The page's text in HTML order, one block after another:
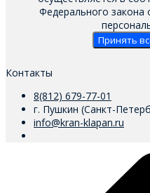
Федерального
Принять
Контакты
8(812) 679-77-01
г. Пушкин (Санкт-
info@kran-klapan.ru